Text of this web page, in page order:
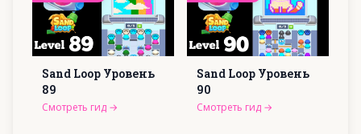
Sand Loop Уровень
89
Смотреть гид →
Sand Loop Уровень
90
Смотреть гид →